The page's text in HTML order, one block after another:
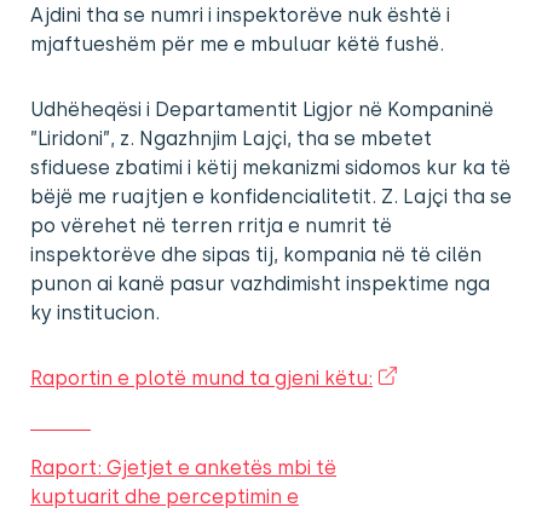
Ajdini tha se numri i inspektorëve nuk është i
mjaftueshëm për me e mbuluar këtë fushë.
Udhëheqësi i Departamentit Ligjor në Kompaninë
”Liridoni”, z. Ngazhnjim Lajçi, tha se mbetet
sfiduese zbatimi i këtij mekanizmi sidomos kur ka të
bëjë me ruajtjen e konfidencialitetit. Z. Lajçi tha se
po vërehet në terren rritja e numrit të
inspektorëve dhe sipas tij, kompania në të cilën
punon ai kanë pasur vazhdimisht inspektime nga
ky institucion.
Raportin e plotë mund ta gjeni këtu:
Raport: Gjetjet e anketës mbi të
kuptuarit dhe perceptimin e